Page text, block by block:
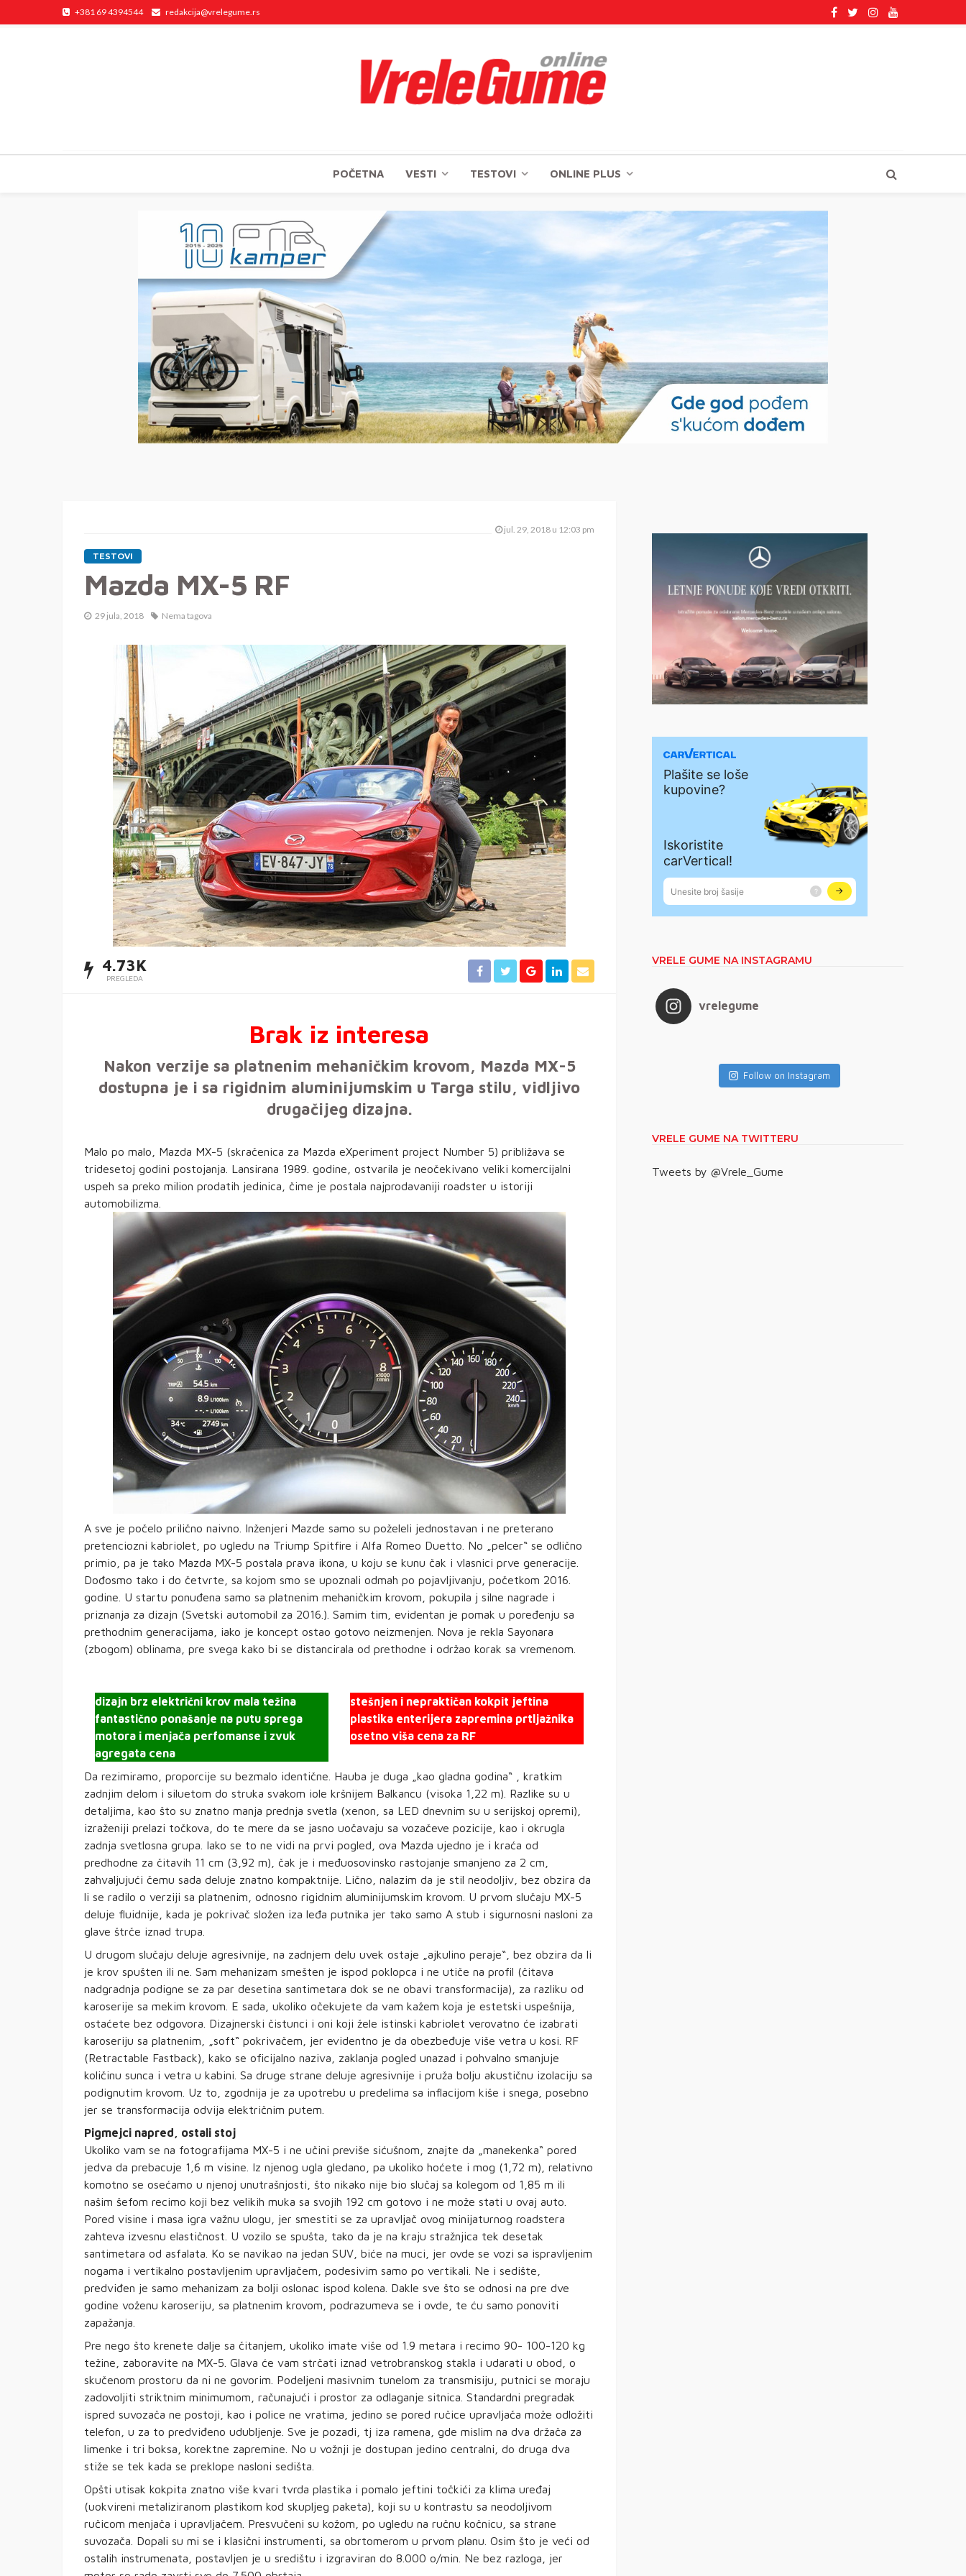
+381 69 4394544 redakcija@vrelegume.rs
POČETNA VESTI TESTOVI ONLINE PLUS
jul. 29, 2018 u 12:03 pm
TESTOVI
Mazda MX-5 RF
29 jula, 2018 Nema tagova
4.73K
PREGLEDA
Brak iz interesa
Nakon verzije sa platnenim mehaničkim krovom, Mazda MX-5
dostupna je i sa rigidnim aluminijumskim u Targa stilu, vidljivo
drugačijeg dizajna.
Malo po malo, Mazda MX-5 (skračenica za Mazda eXperiment project Number 5) približava se
tridesetoj godini postojanja. Lansirana 1989. godine, ostvarila je neočekivano veliki komercijalni
uspeh sa preko milion prodatih jedinica, čime je postala najprodavaniji roadster u istoriji
automobilizma.
A sve je počelo prilično naivno. Inženjeri Mazde samo su poželeli jednostavan i ne preterano
pretenciozni kabriolet, po ugledu na Triump Spitfire i Alfa Romeo Duetto. No „pelcer“ se odlično
primio, pa je tako Mazda MX-5 postala prava ikona, u koju se kunu čak i vlasnici prve generacije.
Dođosmo tako i do četvrte, sa kojom smo se upoznali odmah po pojavljivanju, početkom 2016.
godine. U startu ponuđena samo sa platnenim mehaničkim krovom, pokupila j silne nagrade i
priznanja za dizajn (Svetski automobil za 2016.). Samim tim, evidentan je pomak u poređenju sa
prethodnim generacijama, iako je koncept ostao gotovo neizmenjen. Nova je rekla Sayonara
(zbogom) oblinama, pre svega kako bi se distancirala od prethodne i održao korak sa vremenom.
dizajn brz električni krov mala težina
fantastično ponašanje na putu sprega
motora i menjača perfomanse i zvuk
agregata cena
stešnjen i nepraktičan kokpit jeftina
plastika enterijera zapremina prtljažnika
osetno viša cena za RF
Da rezimiramo, proporcije su bezmalo identične. Hauba je duga „kao gladna godina“ , kratkim
zadnjim delom i siluetom do struka svakom iole kršnijem Balkancu (visoka 1,22 m). Razlike su u
detaljima, kao što su znatno manja prednja svetla (xenon, sa LED dnevnim su u serijskoj opremi),
izraženiji prelazi točkova, do te mere da se jasno uočavaju sa vozačeve pozicije, kao i okrugla
zadnja svetlosna grupa. Iako se to ne vidi na prvi pogled, ova Mazda ujedno je i kraća od
predhodne za čitavih 11 cm (3,92 m), čak je i međuosovinsko rastojanje smanjeno za 2 cm,
zahvaljujući čemu sada deluje znatno kompaktnije. Lično, nalazim da je stil neodoljiv, bez obzira da
li se radilo o verziji sa platnenim, odnosno rigidnim aluminijumskim krovom. U prvom slučaju MX-5
deluje fluidnije, kada je pokrivač složen iza leđa putnika jer tako samo A stub i sigurnosni nasloni za
glave štrče iznad trupa.
U drugom slučaju deluje agresivnije, na zadnjem delu uvek ostaje „ajkulino peraje“, bez obzira da li
je krov spušten ili ne. Sam mehanizam smešten je ispod poklopca i ne utiče na profil (čitava
nadgradnja podigne se za par desetina santimetara dok se ne obavi transformacija), za razliku od
karoserije sa mekim krovom. E sada, ukoliko očekujete da vam kažem koja je estetski uspešnija,
ostaćete bez odgovora. Dizajnerski čistunci i oni koji žele istinski kabriolet verovatno će izabrati
karoseriju sa platnenim, „soft“ pokrivačem, jer evidentno je da obezbeđuje više vetra u kosi. RF
(Retractable Fastback), kako se oficijalno naziva, zaklanja pogled unazad i pohvalno smanjuje
količinu sunca i vetra u kabini. Sa druge strane deluje agresivnije i pruža bolju akustičnu izolaciju sa
podignutim krovom. Uz to, zgodnija je za upotrebu u predelima sa inflacijom kiše i snega, posebno
jer se transformacija odvija električnim putem.
Pigmejci napred, ostali stoj
Ukoliko vam se na fotografijama MX-5 i ne učini previše sićušnom, znajte da „manekenka“ pored
jedva da prebacuje 1,6 m visine. Iz njenog ugla gledano, pa ukoliko hoćete i mog (1,72 m), relativno
komotno se osećamo u njenoj unutrašnjosti, što nikako nije bio slučaj sa kolegom od 1,85 m ili
našim šefom recimo koji bez velikih muka sa svojih 192 cm gotovo i ne može stati u ovaj auto.
Pored visine i masa igra važnu ulogu, jer smestiti se za upravljač ovog minijaturnog roadstera
zahteva izvesnu elastičnost. U vozilo se spušta, tako da je na kraju stražnjica tek desetak
santimetara od asfalata. Ko se navikao na jedan SUV, biće na muci, jer ovde se vozi sa ispravljenim
nogama i vertikalno postavljenim upravljačem, podesivim samo po vertikali. Ne i sedište,
predviđen je samo mehanizam za bolji oslonac ispod kolena. Dakle sve što se odnosi na pre dve
godine voženu karoseriju, sa platnenim krovom, podrazumeva se i ovde, te ću samo ponoviti
zapažanja.
Pre nego što krenete dalje sa čitanjem, ukoliko imate više od 1.9 metara i recimo 90- 100-120 kg
težine, zaboravite na MX-5. Glava će vam strčati iznad vetrobranskog stakla i udarati u obod, o
skučenom prostoru da ni ne govorim. Podeljeni masivnim tunelom za transmisiju, putnici se moraju
zadovoljiti striktnim minimumom, računajući i prostor za odlaganje sitnica. Standardni pregradak
ispred suvozača ne postoji, kao i police ne vratima, jedino se pored ručice upravljača može odložiti
telefon, u za to predviđeno udubljenje. Sve je pozadi, tj iza ramena, gde mislim na dva držača za
limenke i tri boksa, korektne zapremine. No u vožnji je dostupan jedino centralni, do druga dva
stiže se tek kada se preklope nasloni sedišta.
Opšti utisak kokpita znatno više kvari tvrda plastika i pomalo jeftini točkići za klima uređaj
(uokvireni metaliziranom plastikom kod skupljeg paketa), koji su u kontrastu sa neodoljivom
ručicom menjača i upravljačem. Presvučeni su kožom, po ugledu na ručnu kočnicu, sa strane
suvozača. Dopali su mi se i klasični instrumenti, sa obrtomerom u prvom planu. Osim što je veći od
ostalih instrumenata, postavljen je u središtu i izgraviran do 8.000 o/min. Ne bez razloga, jer
VRELE GUME NA INSTAGRAMU
vrelegume
Follow on Instagram
VRELE GUME NA TWITTERU
Tweets by @Vrele_Gume